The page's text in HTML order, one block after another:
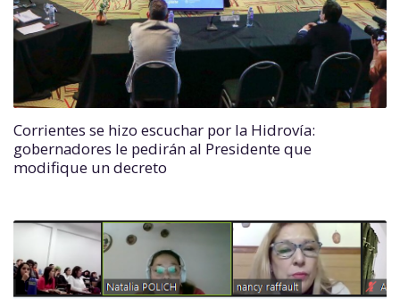
Corrientes se hizo escuchar por la Hidrovía:
gobernadores le pedirán al Presidente que
modifique un decreto